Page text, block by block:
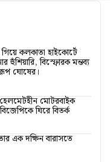
কলকাতা হাইকোর্টে
হুঁশিয়ারি, বিস্ফোরক মন্তব্য
ঘোষের।
হেলমেটহীন মোটরবাইক
ঘিরে বিতর্ক
এক দক্ষিন বারাসতে